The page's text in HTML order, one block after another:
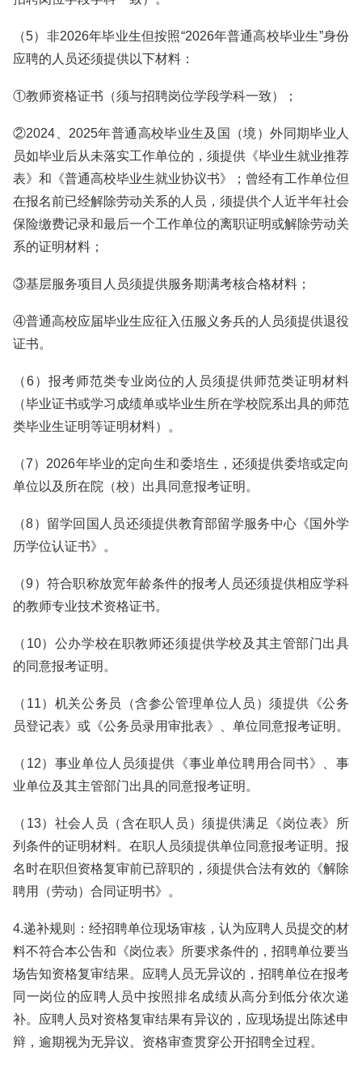
（5）非2026年毕业生但按照“2026年普通高校毕业生”身份
应聘的人员还须提供以下材料：
①教师资格证书（须与招聘岗位学段学科一致）；
②2024、2025年普通高校毕业生及国（境）外同期毕业人
员如毕业后从未落实工作单位的，须提供《毕业生就业推荐
表》和《普通高校毕业生就业协议书》；曾经有工作单位但
在报名前已经解除劳动关系的人员，须提供个人近半年社会
保险缴费记录和最后一个工作单位的离职证明或解除劳动关
系的证明材料；
③基层服务项目人员须提供服务期满考核合格材料；
④普通高校应届毕业生应征入伍服义务兵的人员须提供退役
证书。
（6）报考师范类专业岗位的人员须提供师范类证明材料
（毕业证书或学习成绩单或毕业生所在学校院系出具的师范
类毕业生证明等证明材料）。
（7）2026年毕业的定向生和委培生，还须提供委培或定向
单位以及所在院（校）出具同意报考证明。
（8）留学回国人员还须提供教育部留学服务中心《国外学
历学位认证书》。
（9）符合职称放宽年龄条件的报考人员还须提供相应学科
的教师专业技术资格证书。
（10）公办学校在职教师还须提供学校及其主管部门出具
的同意报考证明。
（11）机关公务员（含参公管理单位人员）须提供《公务
员登记表》或《公务员录用审批表》、单位同意报考证明。
（12）事业单位人员须提供《事业单位聘用合同书》、事
业单位及其主管部门出具的同意报考证明。
（13）社会人员（含在职人员）须提供满足《岗位表》所
列条件的证明材料。在职人员须提供单位同意报考证明。报
名时在职但资格复审前已辞职的，须提供合法有效的《解除
聘用（劳动）合同证明书》。
4.递补规则：经招聘单位现场审核，认为应聘人员提交的材
料不符合本公告和《岗位表》所要求条件的，招聘单位要当
场告知资格复审结果。应聘人员无异议的，招聘单位在报考
同一岗位的应聘人员中按照排名成绩从高分到低分依次递
补。应聘人员对资格复审结果有异议的，应现场提出陈述申
辩，逾期视为无异议。资格审查贯穿公开招聘全过程。